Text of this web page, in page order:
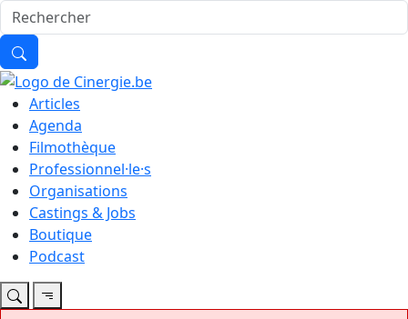
Articles
Agenda
Filmothèque
Professionnel·le·s
Organisations
Castings & Jobs
Boutique
Podcast